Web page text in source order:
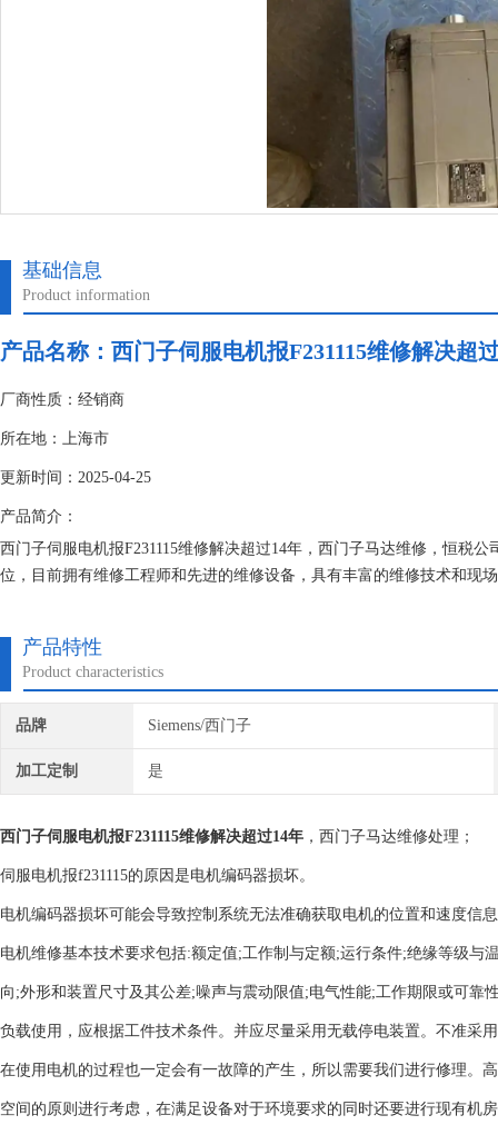
基础信息
Product information
产品名称： 西门子伺服电机报F231115维修解决超
厂商性质：经销商
所在地：上海市
更新时间：2025-04-25
产品简介：
西门子伺服电机报F231115维修解决超过14年，西门子马达维修，恒税
位，目前拥有维修工程师和先进的维修设备，具有丰富的维修技术和现
产品特性
Product characteristics
品牌 Siemens/西门子
加工定制 是
西门子伺服电机报F231115维修解决超过14年 ，西门子马达维修处理；
伺服电机报f231115的原因是电机编码器损坏。
电机编码器损坏可能会导致控制系统无法准确获取电机的位置和速度信
电机维修基本技术要求包括:额定值;工作制与定额;运行条件;绝缘等级
向;外形和装置尺寸及其公差;噪声与震动限值;电气性能;工作期限或可
负载使用，应根据工件技术条件。并应尽量采用无载停电装置。不准采
在使用电机的过程也一定会有一故障的产生，所以需要我们进行修理。
空间的原则进行考虑，在满足设备对于环境要求的同时还要进行现有机